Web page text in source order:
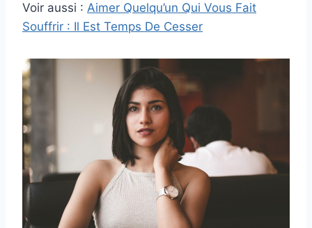
Voir aussi : Aimer Quelqu’un Qui Vous Fait
Souffrir : Il Est Temps De Cesser